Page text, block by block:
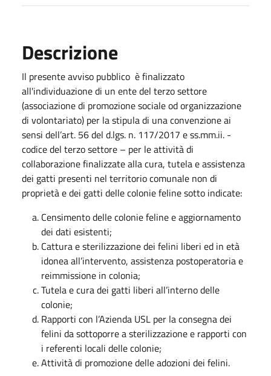
Descrizione
Il presente avviso pubblico è finalizzato
all'individuazione di un ente del terzo settore
(associazione di promozione sociale od organizzazione
di volontariato) per la stipula di una convenzione ai
sensi dell’art. 56 del d.lgs. n. 117/2017 e ss.mm.ii. -
codice del terzo settore – per le attività di
collaborazione finalizzate alla cura, tutela e assistenza
dei gatti presenti nel territorio comunale non di
proprietà e dei gatti delle colonie feline sotto indicate:
Censimento delle colonie feline e aggiornamento
dei dati esistenti;
Cattura e sterilizzazione dei felini liberi ed in età
idonea all’intervento, assistenza postoperatoria e
reimmissione in colonia;
Tutela e cura dei gatti liberi all’interno delle
colonie;
Rapporti con l’Azienda USL per la consegna dei
felini da sottoporre a sterilizzazione e rapporti con
i referenti locali delle colonie;
Attività di promozione delle adozioni dei felini.